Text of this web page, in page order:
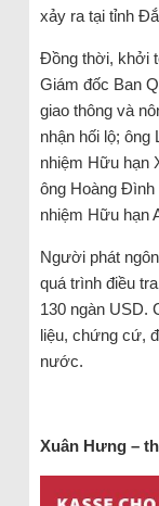
xảy ra tại tỉnh
Đồng thời, khởi
Giám đốc Ban
giao thông và
nhận hối lộ;
nhiệm Hữu hạn
ông Hoàng
nhiệm Hữu hạn
Người phát
quá trình điều
130 ngàn USD.
liệu, chứng cứ,
nước.
Xuân Hưng –